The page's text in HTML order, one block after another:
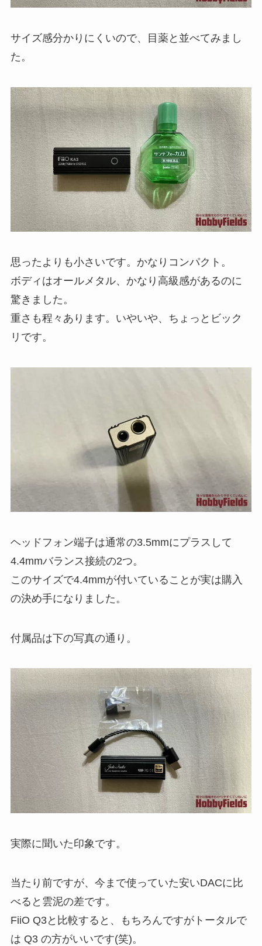
サイズ感分かりにくいので、目薬と並べてみまし
た。
思ったよりも小さいです。かなりコンパクト。
ボディはオールメタル、かなり高級感があるのに
驚きました。
重さも程々あります。いやいや、ちょっとビック
リです。
ヘッドフォン端子は通常の3.5mmにプラスして
4.4mmバランス接続の2つ。
このサイズで4.4mmが付いていることが実は購入
の決め手になりました。
付属品は下の写真の通り。
実際に聞いた印象です。
当たり前ですが、今まで使っていた安いDACに比
べると雲泥の差です。
FiiO Q3と比較すると、もちろんですがトータルで
は Q3 の方がいいです(笑)。